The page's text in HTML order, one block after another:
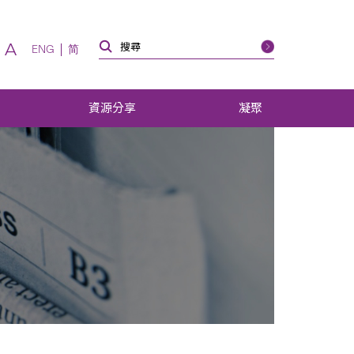
A ENG 简
資源分享 凝聚